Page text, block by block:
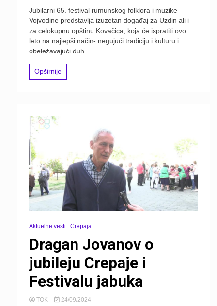
Jubilarni 65. festival rumunskog folklora i muzike
Vojvodine predstavlja izuzetan događaj za Uzdin ali i
za celokupnu opštinu Kovačica, koja će ispratiti ovo
leto na najlepši način- negujući tradiciju i kulturu i
obeležavajući duh...
Opširnije
Aktuelne vesti Crepaja
Dragan Jovanov o
jubileju Crepaje i
Festivalu jabuka
TOK 24/09/2024